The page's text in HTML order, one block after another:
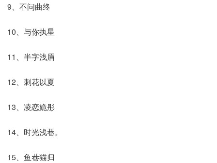
9、不问曲终
10、与你执星
11、半字浅眉
12、刺花以夏
13、凌恋姽彤
14、时光浅巷。
15、鱼巷猫归